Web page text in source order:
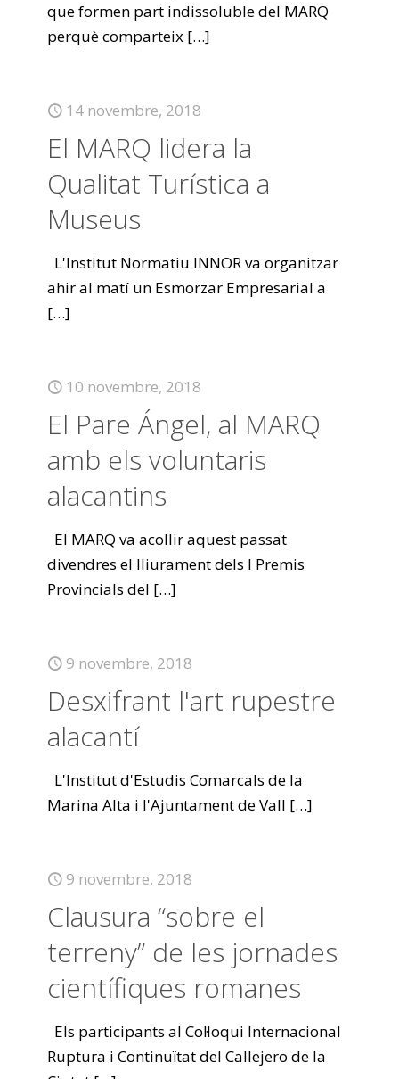
que formen part indissoluble del MARQ
perquè comparteix […]
14 novembre, 2018
El MARQ lidera la
Qualitat Turística a
Museus
L'Institut Normatiu INNOR va organitzar
ahir al matí un Esmorzar Empresarial a
[…]
10 novembre, 2018
El Pare Ángel, al MARQ
amb els voluntaris
alacantins
El MARQ va acollir aquest passat
divendres el lliurament dels I Premis
Provincials del […]
9 novembre, 2018
Desxifrant l'art rupestre
alacantí
L'Institut d'Estudis Comarcals de la
Marina Alta i l'Ajuntament de Vall […]
9 novembre, 2018
Clausura “sobre el
terreny” de les jornades
científiques romanes
Els participants al Col·loqui Internacional
Ruptura i Continuïtat del Callejero de la